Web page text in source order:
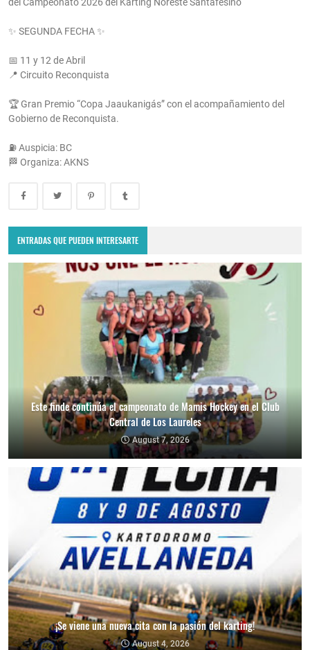
✨ SEGUNDA FECHA ✨
📅 11 y 12 de Abril
📍 Circuito Reconquista
🏆 Gran Premio “Copa Jaaukanigás” con el acompañamiento del
Gobierno de Reconquista.
⛽ Auspicia: BC
🏁 Organiza: AKNS
ENTRADAS QUE PUEDEN INTERESARTE
Este finde continúa el campeonato de Mamis Hockey en el Club
Central de Los Laureles
August 7, 2026
¡Se viene una nueva cita con la pasión del karting!
August 4, 2026